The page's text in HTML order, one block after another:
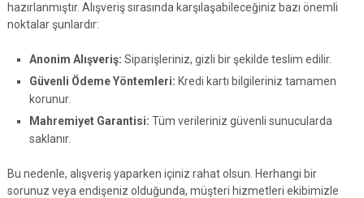
hazırlanmıştır. Alışveriş sırasında karşılaşabileceğiniz bazı önemli
noktalar şunlardır:
Anonim Alışveriş: Siparişleriniz, gizli bir şekilde teslim edilir.
Güvenli Ödeme Yöntemleri: Kredi kartı bilgileriniz tamamen
korunur.
Mahremiyet Garantisi: Tüm verileriniz güvenli sunucularda
saklanır.
Bu nedenle, alışveriş yaparken içiniz rahat olsun. Herhangi bir
sorunuz veya endişeniz olduğunda, müşteri hizmetleri ekibimizle